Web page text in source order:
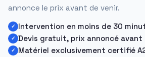
annonce le prix avant de venir.
Intervention en moins de 30
Devis gratuit, prix annoncé
Matériel exclusivement certifié